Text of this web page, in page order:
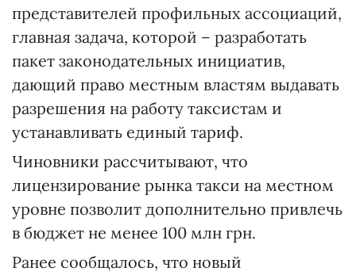
представителей профильных ассоциаций,
главная задача, которой – разработать
пакет законодательных инициатив,
дающий право местным властям выдавать
разрешения на работу таксистам и
устанавливать единый тариф.
Чиновники рассчитывают, что
лицензирование рынка такси на местном
уровне позволит дополнительно привлечь
в бюджет не менее 100 млн грн.
Ранее сообщалось, что новый